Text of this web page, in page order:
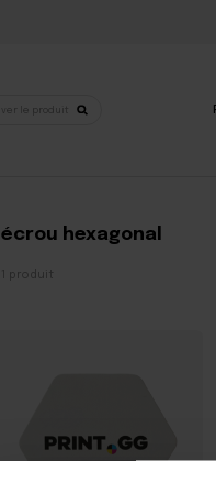
écrou hexagonal
1 produit